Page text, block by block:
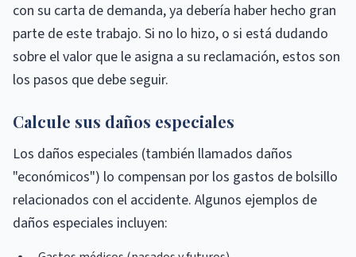
con su carta de demanda, ya debería haber hecho gran
parte de este trabajo. Si no lo hizo, o si está dudando
sobre el valor que le asigna a su reclamación, estos son
los pasos que debe seguir.
Calcule sus daños especiales
Los daños especiales (también llamados daños
"económicos") lo compensan por los gastos de bolsillo
relacionados con el accidente. Algunos ejemplos de
daños especiales incluyen: